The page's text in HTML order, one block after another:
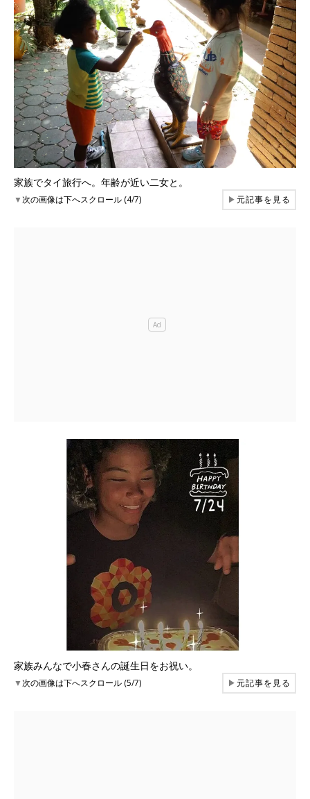
家族でタイ旅行へ。年齢が近い二女と。
▼次の画像は下へスクロール (4/7) ▶元記事を見る
家族みんなで小春さんの誕生日をお祝い。
▼次の画像は下へスクロール (5/7) ▶元記事を見る